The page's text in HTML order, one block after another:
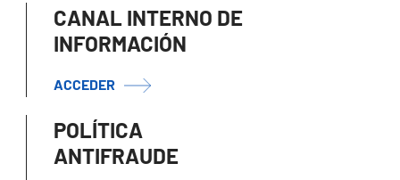
CANAL INTERNO DE
INFORMACIÓN
ACCEDER
POLÍTICA
ANTIFRAUDE